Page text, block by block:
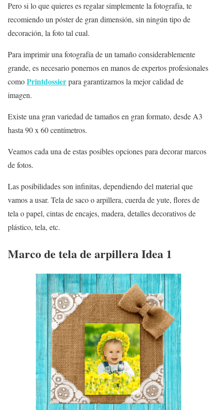
Pero si lo que quieres es regalar simplemente la fotografía, te
recomiendo un póster de gran dimensión, sin ningún tipo de
decoración, la foto tal cual.
Para imprimir una fotografía de un tamaño considerablemente
grande, es necesario ponernos en manos de expertos profesionales
comoPrintdossierpara garantizarnos la mejor calidad de
imagen.
Existe una gran variedad de tamaños en gran formato, desde A3
hasta 90 x 60 centímetros.
Veamos cada una de estas posibles opciones para decorar marcos
de fotos.
Las posibilidades son infinitas, dependiendo del material que
vamos a usar. Tela de saco o arpillera, cuerda de yute, flores de
tela o papel, cintas de encajes, madera, detalles decorativos de
plástico, tela, etc.
Marco de tela de arpillera Idea 1